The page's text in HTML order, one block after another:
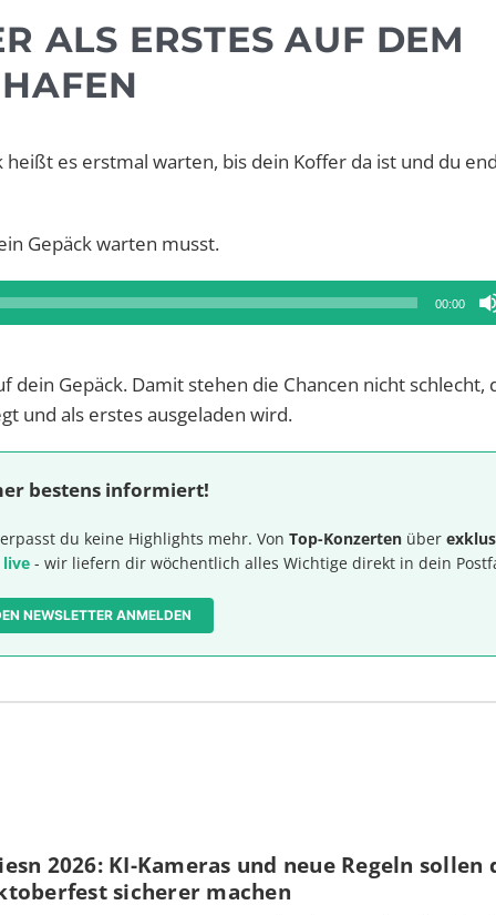
ALS ERSTES AUF DEM
es erstmal warten, bis dein Koffer da ist und du
Gepäck warten musst.
00:00
Gepäck. Damit stehen die Chancen nicht schlecht,
und als erstes ausgeladen wird.
bestens informiert!
du keine Highlights mehr. Von Top-Konzerten über
live - wir liefern dir wöchentlich alles Wichtige direkt in dein
NEWSLETTER ANMELDEN
2026: KI-Kameras und neue Regeln sollen
sicherer machen